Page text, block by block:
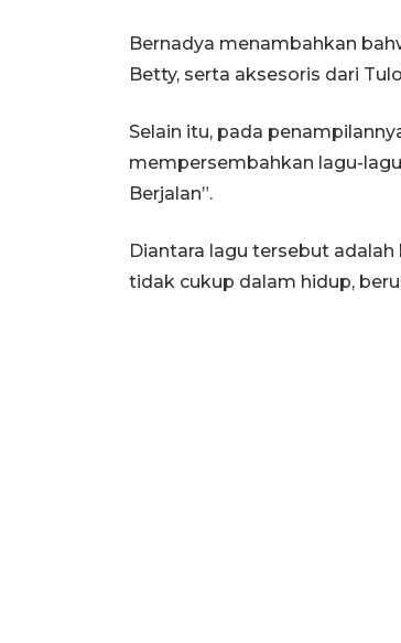
Bernadya menambahkan
Betty, serta aksesoris dari
Selain itu, pada
mempersembahkan lagu-
Berjalan”.
Diantara lagu tersebut
tidak cukup dalam hidup,